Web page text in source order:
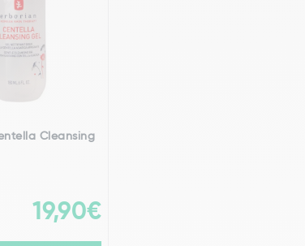
Cleansing
19,90€